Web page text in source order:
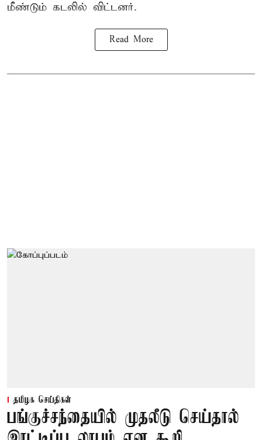
மீண்டும் கடலில் விட்டனர்.
Read More
தமிழக செய்திகள்
பங்குச்சந்தையில் முதலீடு செய்தால்